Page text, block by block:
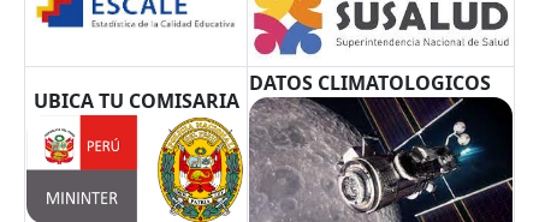
UBICA TU COMISARIA
DATOS CLIMATOLOGICOS